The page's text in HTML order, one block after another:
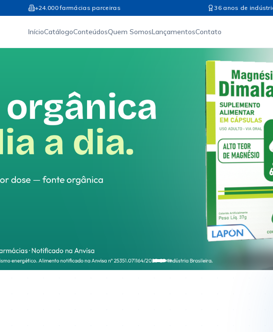
+24.000 farmácias parceiras 36 anos de
InícioCatálogoConteúdosQuem SomosLançamentosContato